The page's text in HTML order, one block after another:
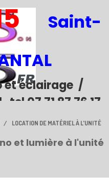
Saint-
etéclairage /
07 71 87 76 17
LOCATION DE MATÉRIEL À L'UNITÉ
et lumière à l'unité